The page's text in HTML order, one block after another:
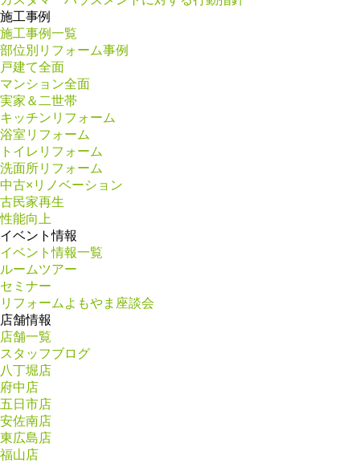
施工事例
施工事例一覧
部位別リフォーム事例
戸建て全面
マンション全面
実家＆二世帯
キッチンリフォーム
浴室リフォーム
トイレリフォーム
洗面所リフォーム
中古×リノベーション
古民家再生
性能向上
イベント情報
イベント情報一覧
ルームツアー
セミナー
リフォームよもやま座談会
店舗情報
店舗一覧
スタッフブログ
八丁堀店
府中店
五日市店
安佐南店
東広島店
福山店